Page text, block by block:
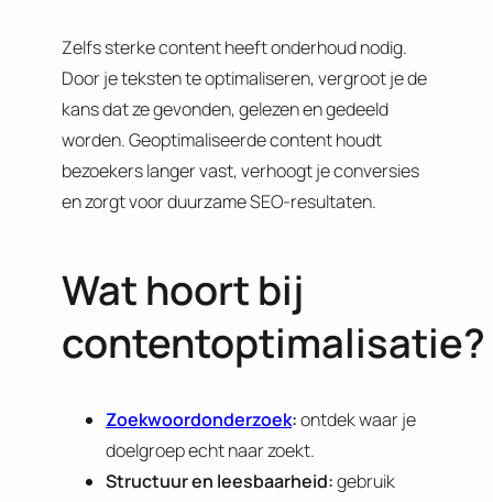
Zelfs sterke content heeft onderhoud nodig.
Door je teksten te optimaliseren, vergroot je de
kans dat ze gevonden, gelezen en gedeeld
worden. Geoptimaliseerde content houdt
bezoekers langer vast, verhoogt je conversies
en zorgt voor duurzame SEO-resultaten.
Wat hoort bij
contentoptimalisatie?
Zoekwoordonderzoek:ontdek waar je
doelgroep echt naar zoekt.
Structuur en leesbaarheid:gebruik